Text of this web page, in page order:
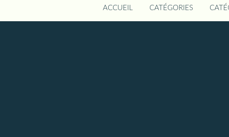
ACCUEIL CATÉGORIES